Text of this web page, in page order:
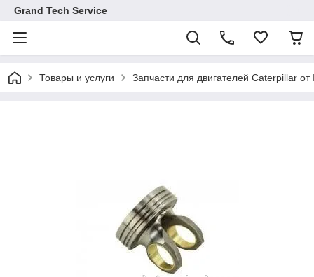
Grand Tech Service
Товары и услуги Запчасти для двигателей Caterpillar от